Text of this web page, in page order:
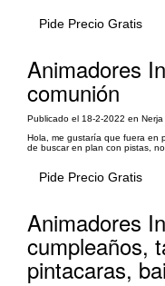
Pide Precio Gratis
Animadores
comunión
Publicado el 18-2-2022 en Nerja
Hola, me gustaría que fuera en
de buscar en plan con pistas,
Pide Precio Gratis
Animadores
cumpleaños,
pintacaras,